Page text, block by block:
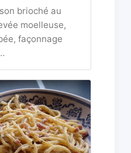
brioché au
moelleuse,
façonnage